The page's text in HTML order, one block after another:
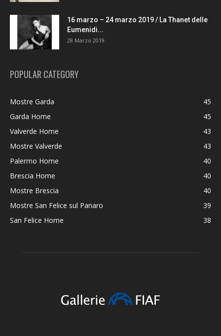
16 marzo – 24 marzo 2019 / La Thanet delle
Eumenidi...
28 Marzo 2019
POPULAR CATEGORY
Mostre Garda
45
Garda Home
45
Valverde Home
43
Mostre Valverde
43
Palermo Home
40
Brescia Home
40
Mostre Brescia
40
Mostre San Felice sul Panaro
39
San Felice Home
38